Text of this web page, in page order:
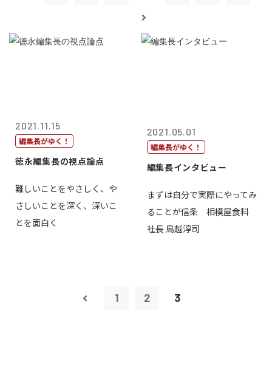
2021.11.15
編集長がゆく！
徳永編集長の視点論点
難しいことをやさしく、や
さしいことを深く、深いこ
とを面白く
2021.05.01
編集長がゆく！
編集長インタビュー
まずは自分で実際にやってみ
ることが信条 相模屋食料
社長 鳥越淳司
1 2 3